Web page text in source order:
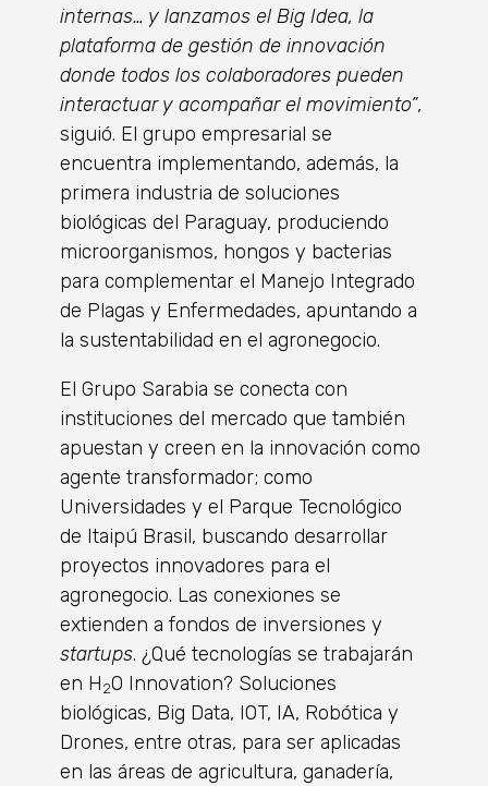
internas… y lanzamos el Big Idea, la
plataforma de gestión de innovación
donde todos los colaboradores pueden
interactuar y acompañar el movimiento”,
siguió. El grupo empresarial se
encuentra implementando, además, la
primera industria de soluciones
biológicas del Paraguay, produciendo
microorganismos, hongos y bacterias
para complementar el Manejo Integrado
de Plagas y Enfermedades, apuntando a
la sustentabilidad en el agronegocio.
El Grupo Sarabia se conecta con
instituciones del mercado que también
apuestan y creen en la innovación como
agente transformador; como
Universidades y el Parque Tecnológico
de Itaipú Brasil, buscando desarrollar
proyectos innovadores para el
agronegocio. Las conexiones se
extienden a fondos de inversiones y
startups. ¿Qué tecnologías se trabajarán
en H2O Innovation? Soluciones
biológicas, Big Data, IOT, IA, Robótica y
Drones, entre otras, para ser aplicadas
en las áreas de agricultura, ganadería,